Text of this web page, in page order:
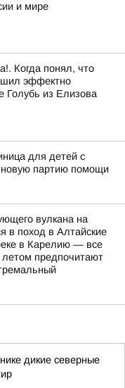
и мире
Когда понял, что
эффектно
Голубь из Елизова
для детей с
новую партию помощи
вулкана на
в поход в Алтайские
в Карелию — все
предпочитают
дикие северные